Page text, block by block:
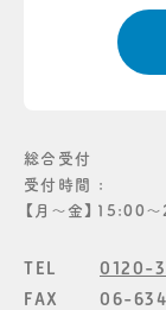
総合受付
受付時間 :
【月〜金】15:00
TEL
0120-
FAX
06-